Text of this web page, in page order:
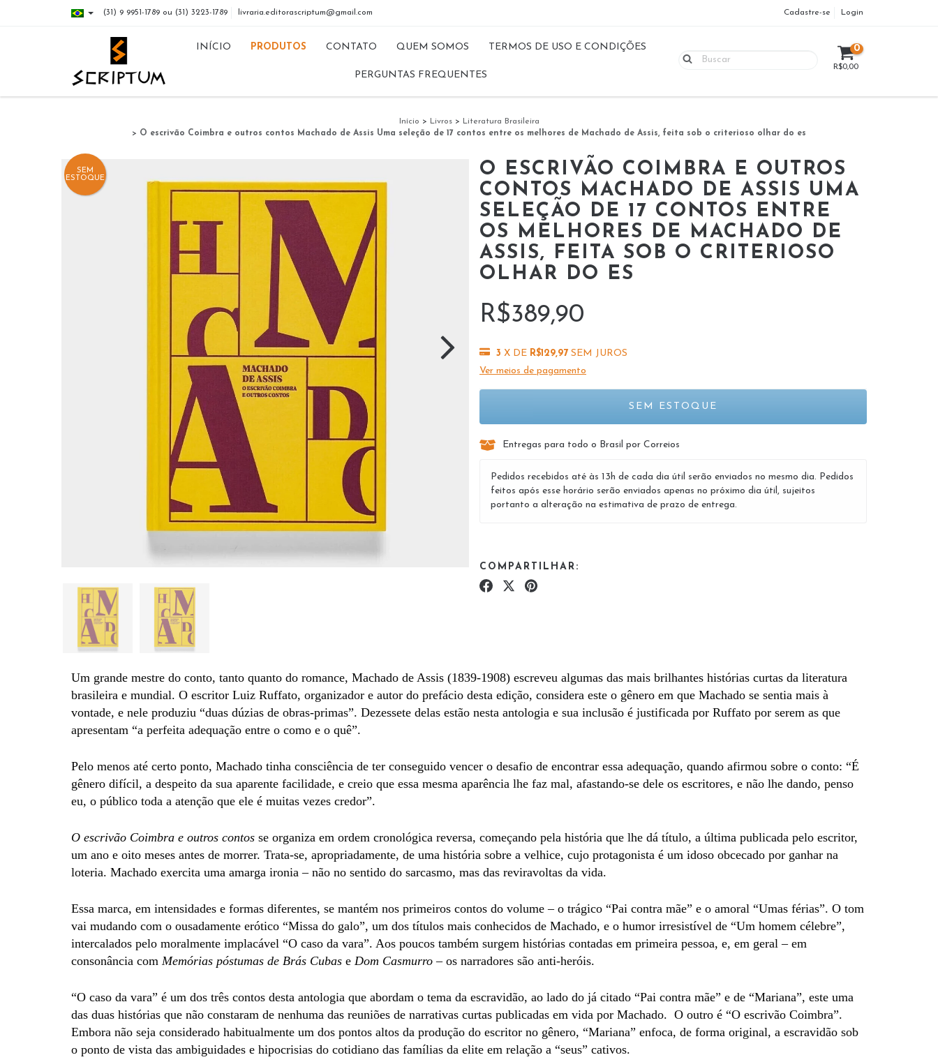
(31) 9 9951-1789 ou (31) 3223-1789 livraria.editorascriptum@gmail.com Cadastre-se Login
INÍCIO PRODUTOS CONTATO QUEM SOMOS TERMOS DE USO E CONDIÇÕES
PERGUNTAS FREQUENTES
0
R$0,00
Início > Livros > Literatura Brasileira
> O escrivão Coimbra e outros contos Machado de Assis Uma seleção de 17 contos entre os melhores de Machado de Assis, feita sob o criterioso olhar do es
SEM
ESTOQUE
O ESCRIVÃO COIMBRA E OUTROS
CONTOS MACHADO DE ASSIS UMA
SELEÇÃO DE 17 CONTOS ENTRE
OS MELHORES DE MACHADO DE
ASSIS, FEITA SOB O CRITERIOSO
OLHAR DO ES
R$389,90
3 X DE R$129,97 SEM JUROS
Ver meios de pagamento
Entregas para todo o Brasil por Correios
Pedidos recebidos até às 13h de cada dia útil serão enviados no mesmo dia. Pedidos
feitos após esse horário serão enviados apenas no próximo dia útil, sujeitos
portanto a alteração na estimativa de prazo de entrega.
COMPARTILHAR:
Um grande mestre do conto, tanto quanto do romance, Machado de Assis (1839-1908) escreveu algumas das mais brilhantes histórias curtas da literatura
brasileira e mundial. O escritor Luiz Ruffato, organizador e autor do prefácio desta edição, considera este o gênero em que Machado se sentia mais à
vontade, e nele produziu “duas dúzias de obras-primas”. Dezessete delas estão nesta antologia e sua inclusão é justificada por Ruffato por serem as que
apresentam “a perfeita adequação entre o como e o quê”.
Pelo menos até certo ponto, Machado tinha consciência de ter conseguido vencer o desafio de encontrar essa adequação, quando afirmou sobre o conto: “É
gênero difícil, a despeito da sua aparente facilidade, e creio que essa mesma aparência lhe faz mal, afastando-se dele os escritores, e não lhe dando, penso
eu, o público toda a atenção que ele é muitas vezes credor”.
O escrivão Coimbra e outros contos se organiza em ordem cronológica reversa, começando pela história que lhe dá título, a última publicada pelo escritor,
um ano e oito meses antes de morrer. Trata-se, apropriadamente, de uma história sobre a velhice, cujo protagonista é um idoso obcecado por ganhar na
loteria. Machado exercita uma amarga ironia – não no sentido do sarcasmo, mas das reviravoltas da vida.
Essa marca, em intensidades e formas diferentes, se mantém nos primeiros contos do volume – o trágico “Pai contra mãe” e o amoral “Umas férias”. O tom
vai mudando com o ousadamente erótico “Missa do galo”, um dos títulos mais conhecidos de Machado, e o humor irresistível de “Um homem célebre”,
intercalados pelo moralmente implacável “O caso da vara”. Aos poucos também surgem histórias contadas em primeira pessoa, e, em geral – em
consonância com Memórias póstumas de Brás Cubas e Dom Casmurro – os narradores são anti-heróis.
“O caso da vara” é um dos três contos desta antologia que abordam o tema da escravidão, ao lado do já citado “Pai contra mãe” e de “Mariana”, este uma
das duas histórias que não constaram de nenhuma das reuniões de narrativas curtas publicadas em vida por Machado. O outro é “O escrivão Coimbra”.
Embora não seja considerado habitualmente um dos pontos altos da produção do escritor no gênero, “Mariana” enfoca, de forma original, a escravidão sob
o ponto de vista das ambiguidades e hipocrisias do cotidiano das famílias da elite em relação a “seus” cativos.